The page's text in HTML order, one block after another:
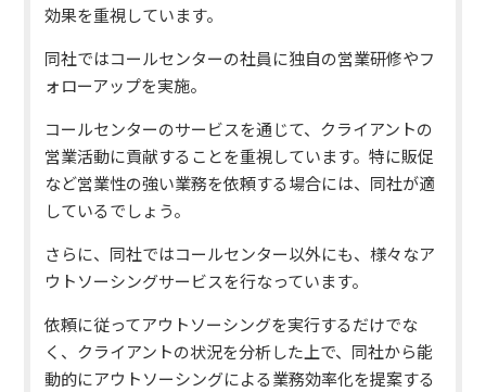
効果を重視しています。
同社ではコールセンターの社員に独自の営業研修やフ
ォローアップを実施。
コールセンターのサービスを通じて、クライアントの
営業活動に貢献することを重視しています。特に販促
など営業性の強い業務を依頼する場合には、同社が適
しているでしょう。
さらに、同社ではコールセンター以外にも、様々なア
ウトソーシングサービスを行なっています。
依頼に従ってアウトソーシングを実行するだけでな
く、クライアントの状況を分析した上で、同社から能
動的にアウトソーシングによる業務効率化を提案する